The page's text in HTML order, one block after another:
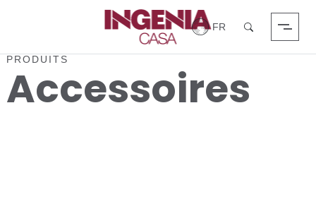
Chercher
Login
PRODUITS
Accessoires